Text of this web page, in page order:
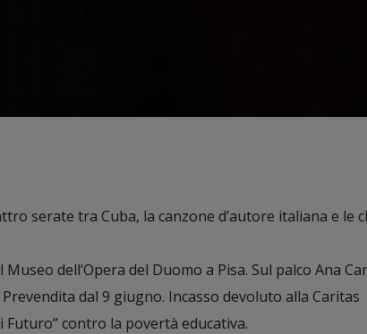
serate tra Cuba, la canzone d’autore italiana e le
dell’Opera del Duomo a Pisa. Sul palco Ana
dal 9 giugno. Incasso devoluto alla Caritas
contro la povertà educativa.